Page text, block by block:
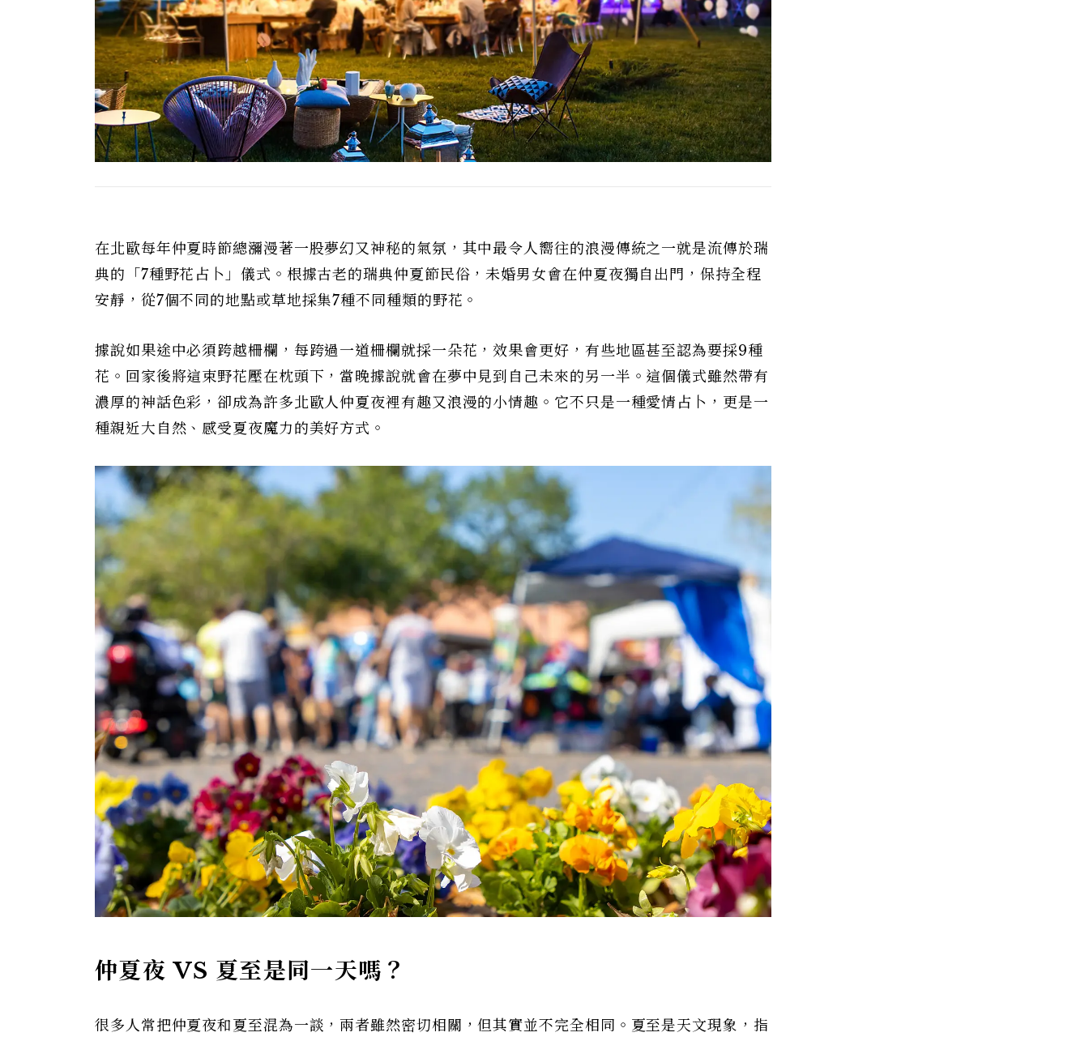
在北歐每年仲夏時節總瀰漫著一股夢幻又神秘的氣氛，其中最令人嚮往的浪漫傳統之一就是流傳於瑞
典的「7種野花占卜」儀式。根據古老的瑞典仲夏節民俗，未婚男女會在仲夏夜獨自出門，保持全程
安靜，從7個不同的地點或草地採集7種不同種類的野花。
據說如果途中必須跨越柵欄，每跨過一道柵欄就採一朵花，效果會更好，有些地區甚至認為要採9種
花。回家後將這束野花壓在枕頭下，當晚據說就會在夢中見到自己未來的另一半。這個儀式雖然帶有
濃厚的神話色彩，卻成為許多北歐人仲夏夜裡有趣又浪漫的小情趣。它不只是一種愛情占卜，更是一
種親近大自然、感受夏夜魔力的美好方式。
仲夏夜 VS 夏至是同一天嗎？
很多人常把仲夏夜和夏至混為一談，兩者雖然密切相關，但其實並不完全相同。夏至是天文現象，指